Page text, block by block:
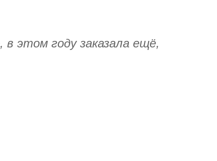
этом году заказала ещё,